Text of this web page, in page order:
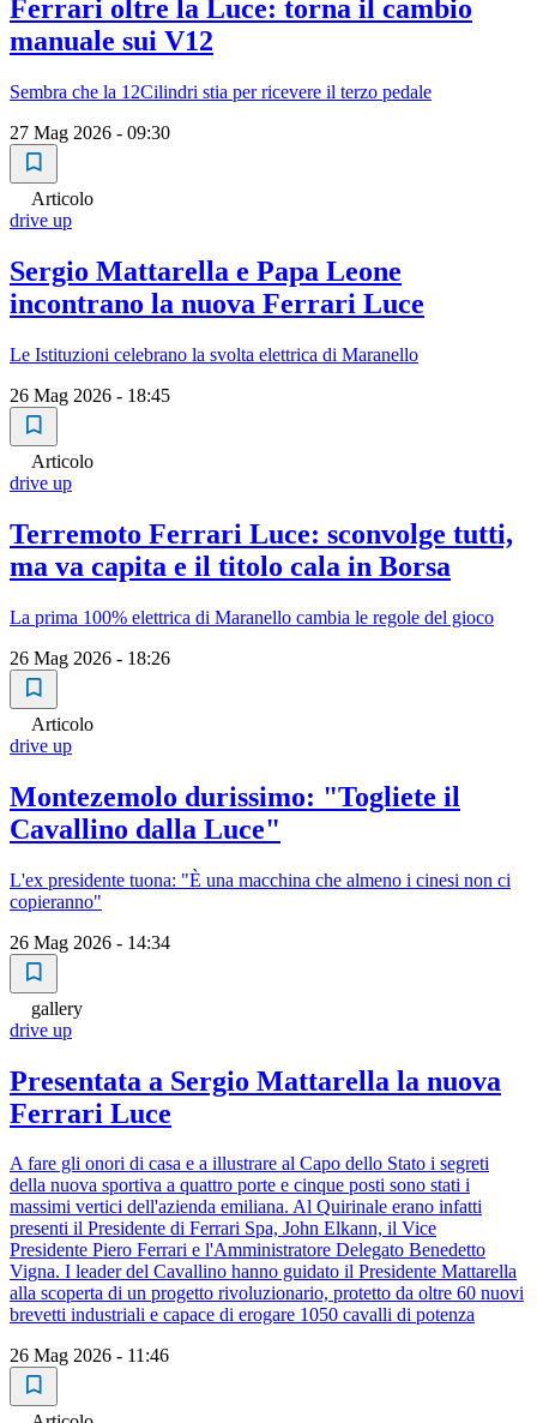
Ferrari oltre la Luce: torna il cambio
manuale sui V12
Sembra che la 12Cilindri stia per ricevere il terzo pedale
27 Mag 2026 - 09:30
Articolo
drive up
Sergio Mattarella e Papa Leone
incontrano la nuova Ferrari Luce
Le Istituzioni celebrano la svolta elettrica di Maranello
26 Mag 2026 - 18:45
Articolo
drive up
Terremoto Ferrari Luce: sconvolge tutti,
ma va capita e il titolo cala in Borsa
La prima 100% elettrica di Maranello cambia le regole del gioco
26 Mag 2026 - 18:26
Articolo
drive up
Montezemolo durissimo: "Togliete il
Cavallino dalla Luce"
L'ex presidente tuona: "È una macchina che almeno i cinesi non ci
copieranno"
26 Mag 2026 - 14:34
gallery
drive up
Presentata a Sergio Mattarella la nuova
Ferrari Luce
A fare gli onori di casa e a illustrare al Capo dello Stato i segreti
della nuova sportiva a quattro porte e cinque posti sono stati i
massimi vertici dell'azienda emiliana. Al Quirinale erano infatti
presenti il Presidente di Ferrari Spa, John Elkann, il Vice
Presidente Piero Ferrari e l'Amministratore Delegato Benedetto
Vigna. I leader del Cavallino hanno guidato il Presidente Mattarella
alla scoperta di un progetto rivoluzionario, protetto da oltre 60 nuovi
brevetti industriali e capace di erogare 1050 cavalli di potenza
26 Mag 2026 - 11:46